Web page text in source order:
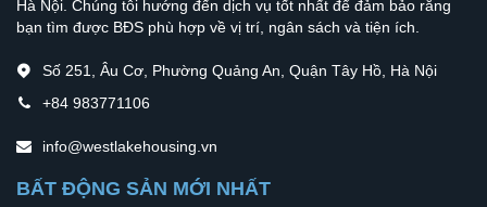
Hà Nội. Chúng tôi hướng đến dịch vụ tốt nhất để đảm bảo rằng
bạn tìm được BĐS phù hợp về vị trí, ngân sách và tiện ích.
Số 251, Âu Cơ, Phường Quảng An, Quận Tây Hồ, Hà Nội
+84 983771106
info@westlakehousing.vn
BẤT ĐỘNG SẢN MỚI NHẤT